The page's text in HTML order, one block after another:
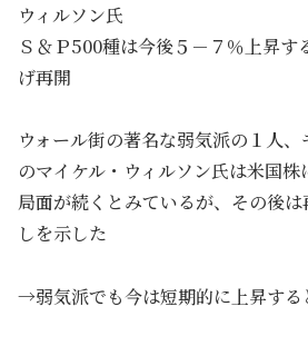
ウィルソン氏
Ｓ＆Ｐ500種は今後５－７％上昇す
げ再開
ウォール街の著名な弱気派の１人
のマイケル・ウィルソン氏は米国
局面が続くとみているが、その後
しを示した
→弱気派でも今は短期的に上昇する